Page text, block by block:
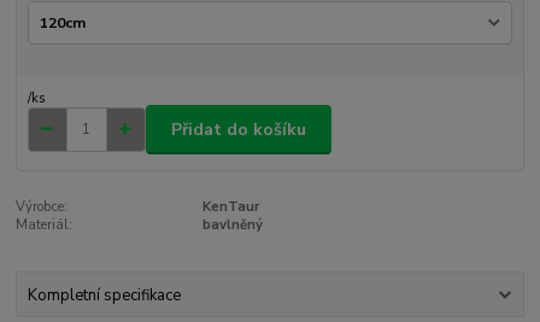
/ks
Přidat do košíku
Výrobce:
KenTaur
Materiál:
bavlněný
Kompletní specifikace